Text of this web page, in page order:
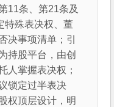
11条、第21条及
特殊表决权、董
决事项清单；引
持股平台，由创
人掌握表决权；
锁定过半表决
权顶层设计，明